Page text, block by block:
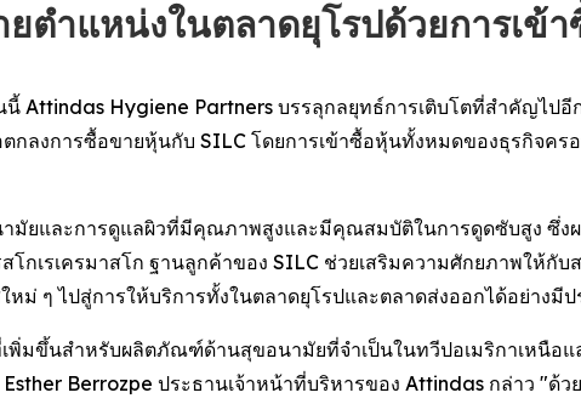
ำแหน่งในตลาดยุโรปด้วยการเข้า
Attindas Hygiene Partners บรรลุกลยุทธ์การเติบโตที่สำคัญไป
ลงการซื้อขายหุ้นกับ SILC โดยการเข้าซื้อหุ้นทั้งหมดของธุรกิจครอ
ยและการดูแลผิวที่มีคุณภาพสูงและมีคุณสมบัติในการดูดซับสูง ซึ่ง
โกเรเครมาสโก ฐานลูกค้าของ SILC ช่วยเสริมความศักยภาพให้กั
ม่ ๆ ไปสู่การให้บริการทั้งในตลาดยุโรปและตลาดส่งออกได้อย่าง
มขึ้นสำหรับผลิตภัณฑ์ด้านสุขอนามัยที่จำเป็นในทวีปอเมริกาเหนือแ
Berrozpe ประธานเจ้าหน้าที่บริหารของ Attindas กล่าว "ด้